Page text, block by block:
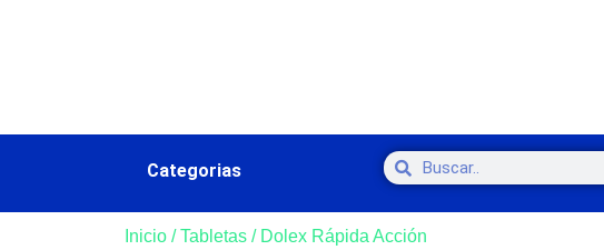
Categorias
Inicio /Tabletas / Dolex Rápida Acción